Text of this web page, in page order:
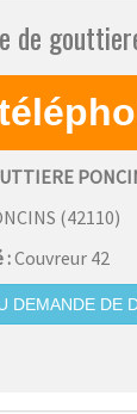
de
(42110)
:Couvreur 42
DEMANDE DE